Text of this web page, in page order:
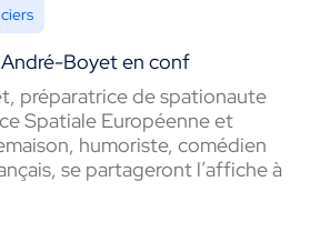
Boyet en conf
préparatrice de spationaute
Spatiale Européenne et
humoriste, comédien
se partageront l’affiche à